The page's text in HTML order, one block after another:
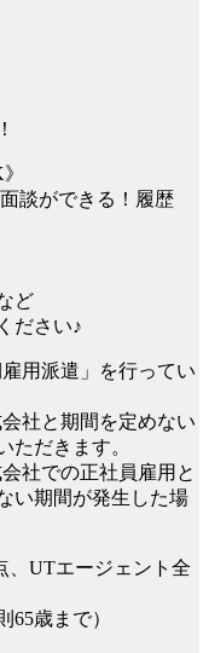
談ができる！履歴
ど
ださい♪
用派遣」を行ってい
社と期間を定めない
ただきます。
社での正社員雇用と
い期間が発生した場
、UTエージェント全
歳まで）